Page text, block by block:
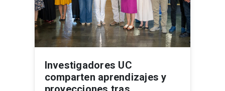
Investigadores UC
comparten aprendizajes y